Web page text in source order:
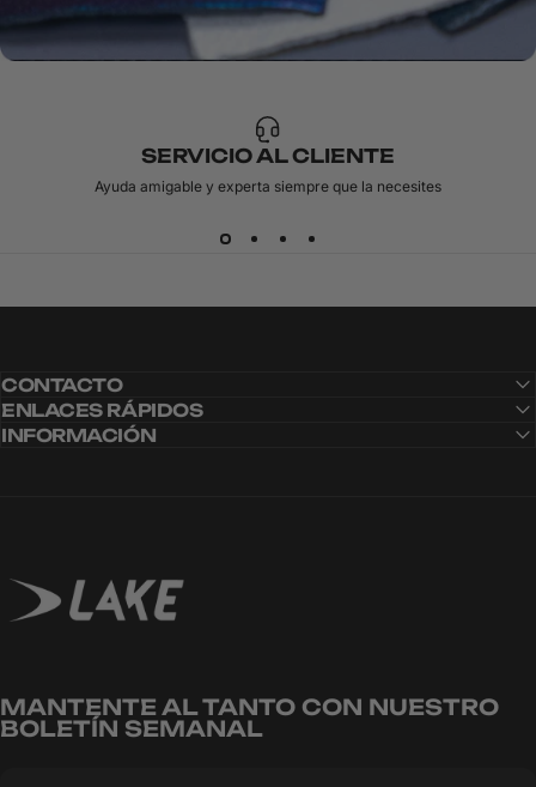
OMNIFLEX
SERVICIO AL CLIENTE
Ayuda amigable y experta siempre que la necesites
CONTACTO
ENLACES RÁPIDOS
INFORMACIÓN
Lake Cycling EU
MANTENTE AL TANTO CON NUESTRO
BOLETÍN SEMANAL